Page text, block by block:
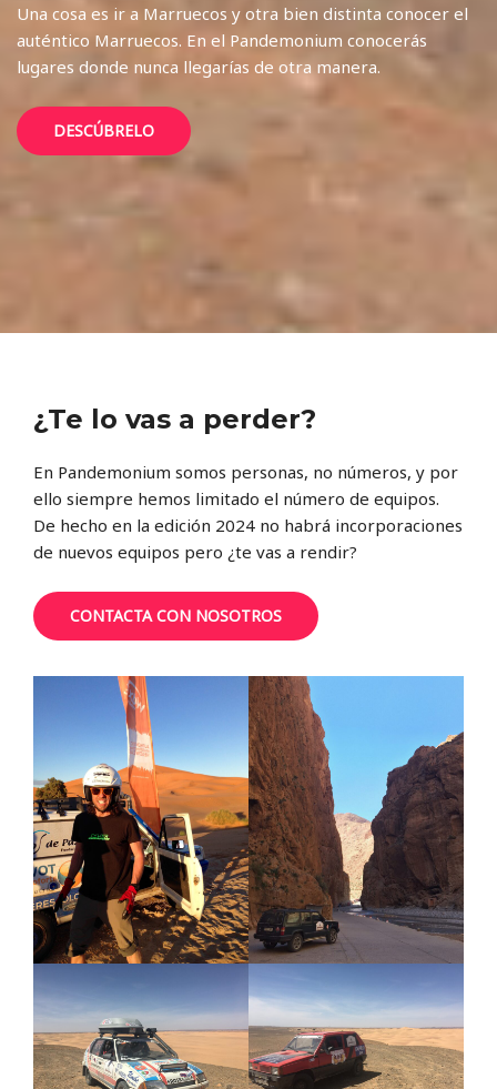
Una cosa es ir a Marruecos y otra bien distinta conocer el
auténtico Marruecos. En el Pandemonium conocerás
lugares donde nunca llegarías de otra manera.
DESCÚBRELO
¿Te lo vas a perder?
En Pandemonium somos personas, no números, y por
ello siempre hemos limitado el número de equipos.
De hecho en la edición 2024 no habrá incorporaciones
de nuevos equipos pero ¿te vas a rendir?
CONTACTA CON NOSOTROS